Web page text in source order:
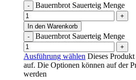
Bauernbrot Sauerteig Menge
In den Warenkorb
Bauernbrot Sauerteig Menge
Ausführung wählen Dieses
auf. Die Optionen können auf der
werden